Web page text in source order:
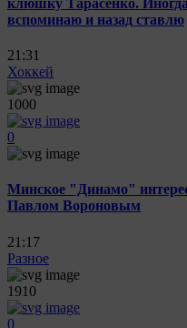
вспоминаю и назад ставлю
21:31
Хоккей
1000
0
Минское "Динамо"
Павлом Вороновым
21:17
Разное
1910
0